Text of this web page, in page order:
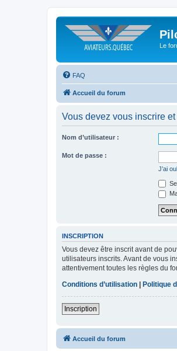
Le
FAQ
Accueil du forum
Vous devez vous inscrire
Nom d’utilisateur :
Mot de passe :
J’ai
INSCRIPTION
Vous devez être inscrit avant de
utilisateurs inscrits. Avant de vous
attentivement toutes les règles du
Conditions d’utilisation
Politique
Inscription
Accueil du forum